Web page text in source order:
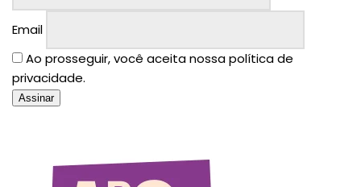
Email
Ao prosseguir, você aceita nossa política de
privacidade.